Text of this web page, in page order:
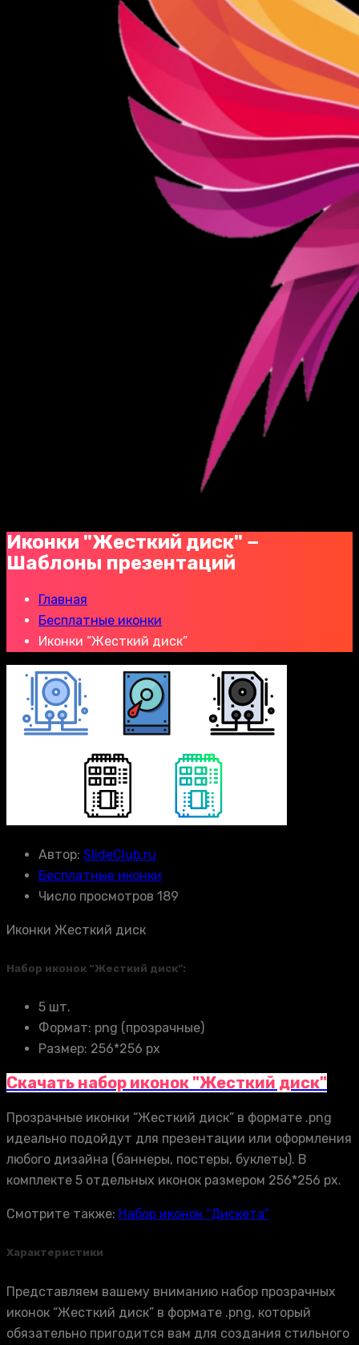
Иконки "Жесткий диск" −
Шаблоны презентаций
Главная
Бесплатные иконки
Иконки “Жесткий диск”
Автор: SlideClub.ru
Бесплатные иконки
Число просмотров 189
Иконки Жесткий диск
Набор иконок “Жесткий диск”:
5 шт.
Формат: png (прозрачные)
Размер: 256*256 px
Скачать набор иконок "Жесткий диск"
Прозрачные иконки “Жесткий диск” в формате .png
идеально подойдут для презентации или оформления
любого дизайна (баннеры, постеры, буклеты). В
комплекте 5 отдельных иконок размером 256*256 px.
Смотрите также: Набор иконок “Дискета”
Характеристики
Представляем вашему вниманию набор прозрачных
иконок “Жесткий диск” в формате .png, который
обязательно пригодится вам для создания стильного